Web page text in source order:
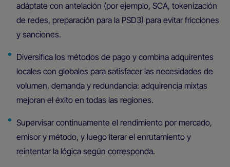
adáptate con antelación (por ejemplo, SCA, tokenización
de redes, preparación para la PSD3) para evitar fricciones
y sanciones.
Diversifica los métodos de pago y combina adquirentes
locales con globales para satisfacer las necesidades de
volumen, demanda y redundancia: adquirencia mixtas
mejoran el éxito en todas las regiones.
Supervisar continuamente el rendimiento por mercado,
emisor y método, y luego iterar el enrutamiento y
reintentar la lógica según corresponda.